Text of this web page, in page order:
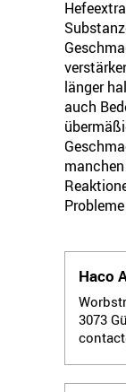
länger
auch
Haco
3073